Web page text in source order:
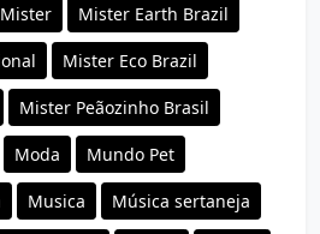
Mister Mister Earth Brazil
Mister Eco Brazil
Mister Peãozinho Brasil
Moda Mundo Pet
Musica Música sertaneja